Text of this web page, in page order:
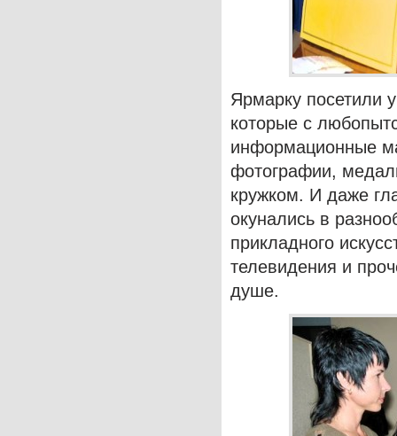
Ярмарку посетили
которые с
информационные
фотографии,
кружком. И даже
окунались в
прикладного
телевидения и
душе.